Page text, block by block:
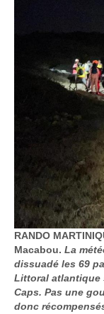
RANDO
Macabou. La
dissuadé les 69
Littoral atlantique
Caps. Pas une
donc